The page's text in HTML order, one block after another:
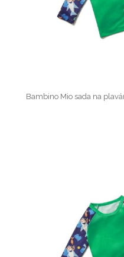
Bambino Mio sada na